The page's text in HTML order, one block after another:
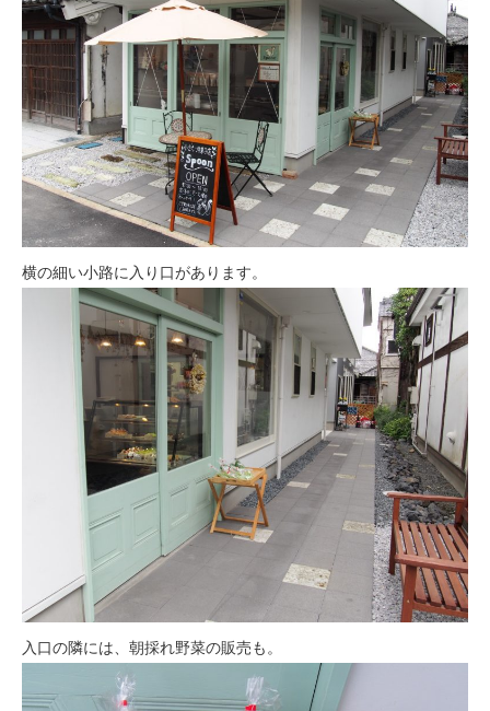
横の細い小路に入り口があります。
入口の隣には、朝採れ野菜の販売も。